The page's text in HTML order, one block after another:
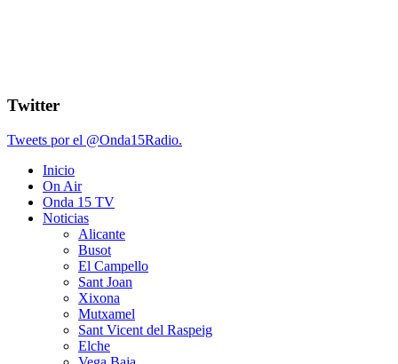
Twitter
Tweets por el @Onda15Radio.
Inicio
On Air
Onda 15 TV
Noticias
Alicante
Busot
El Campello
Sant Joan
Xixona
Mutxamel
Sant Vicent del Raspeig
Elche